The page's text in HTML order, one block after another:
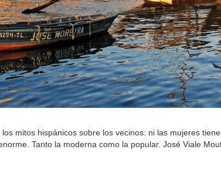
mitos hispánicos sobre los vecinos: ni las mujeres
Tanto la moderna como la popular. José Viale